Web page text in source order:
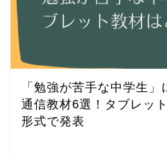
「勉強が苦手な中学生
通信教材6選！タブレッ
形式で発表